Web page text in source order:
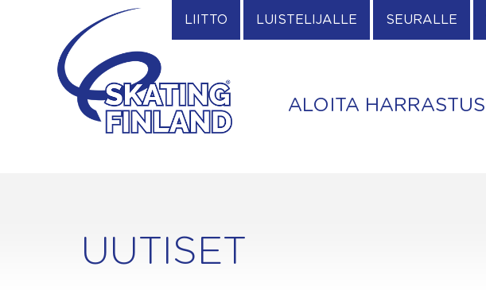
LIITTO LUISTELIJALLE SEURALLE
ALOITA HARRASTUS
UUTISET